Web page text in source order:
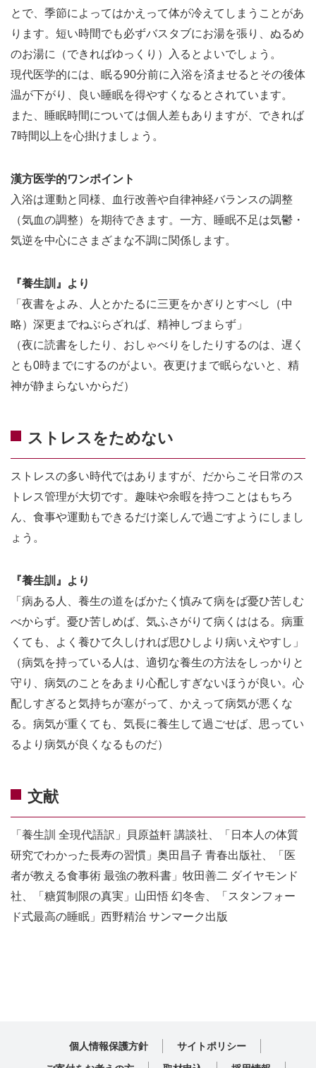
とで、季節によってはかえって体が冷えてしまうことがあ
ります。短い時間でも必ずバスタブにお湯を張り、ぬるめ
のお湯に（できればゆっくり）入るとよいでしょう。
現代医学的には、眠る90分前に入浴を済ませるとその後体
温が下がり、良い睡眠を得やすくなるとされています。
また、睡眠時間については個人差もありますが、できれば
7時間以上を心掛けましょう。
漢方医学的ワンポイント
入浴は運動と同様、血行改善や自律神経バランスの調整
（気血の調整）を期待できます。一方、睡眠不足は気鬱・
気逆を中心にさまざまな不調に関係します。
『養生訓』より
「夜書をよみ、人とかたるに三更をかぎりとすべし（中
略）深更までねぶらざれば、精神しづまらず」
（夜に読書をしたり、おしゃべりをしたりするのは、遅く
とも0時までにするのがよい。夜更けまで眠らないと、精
神が静まらないからだ）
ストレスをためない
ストレスの多い時代ではありますが、だからこそ日常のス
トレス管理が大切です。趣味や余暇を持つことはもちろ
ん、食事や運動もできるだけ楽しんで過ごすようにしまし
ょう。
『養生訓』より
「病ある人、養生の道をばかたく慎みて病をば憂ひ苦しむ
べからず。憂ひ苦しめば、気ふさがりて病くははる。病重
くても、よく養ひて久しければ思ひしより病いえやすし」
（病気を持っている人は、適切な養生の方法をしっかりと
守り、病気のことをあまり心配しすぎないほうが良い。心
配しすぎると気持ちが塞がって、かえって病気が悪くな
る。病気が重くても、気長に養生して過ごせば、思ってい
るより病気が良くなるものだ）
文献
「養生訓 全現代語訳」貝原益軒 講談社、「日本人の体質
研究でわかった長寿の習慣」奥田昌子 青春出版社、「医
者が教える食事術 最強の教科書」牧田善二 ダイヤモンド
社、「糖質制限の真実」山田悟 幻冬舎、「スタンフォー
ド式最高の睡眠」西野精治 サンマーク出版
個人情報保護方針
サイトポリシー